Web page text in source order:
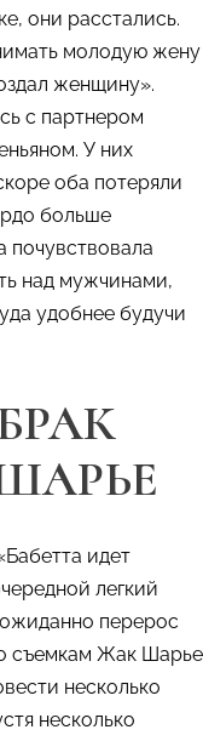
они расстались.
молодую жену
женщину».
с партнером
У них
оба потеряли
больше
почувствовала
над мужчинами,
удобнее будучи
идет
легкий
перерос
съемкам Жак Шарье
несколько
несколько